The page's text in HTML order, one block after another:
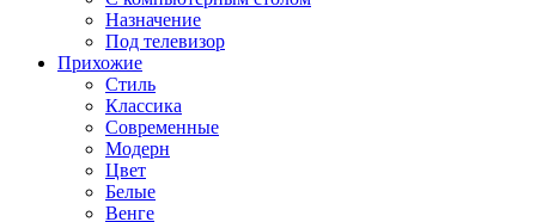
Назначение
Под телевизор
Прихожие
Стиль
Классика
Современные
Модерн
Цвет
Белые
Венге